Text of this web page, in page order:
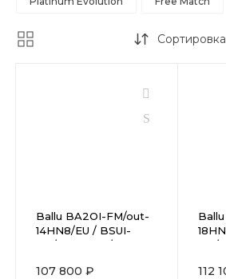
Сортировка
Ballu BA2OI-FM/out-
14HN8/EU / BSUI-
FM/in-07HN8/EUx2
107 800 ₽
FM/
112